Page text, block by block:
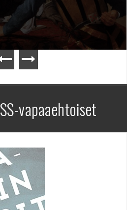
SS-vapaaehtoiset